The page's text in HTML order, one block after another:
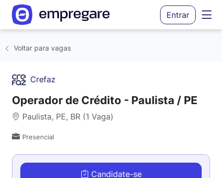
Entrar
Voltar para vagas
Crefaz
Operador de Crédito - Paulista / PE
Paulista, PE, BR (1 Vaga)
Presencial
Candidate-se